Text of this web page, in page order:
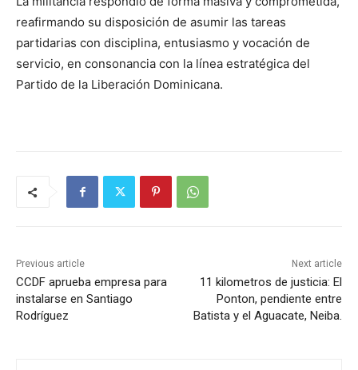
reafirmando su disposición de asumir las tareas
partidarias con disciplina, entusiasmo y vocación de
servicio, en consonancia con la línea estratégica del
Partido de la Liberación Dominicana.
Previous article
CCDF aprueba empresa para
instalarse en Santiago
Rodríguez
Next article
11 kilometros de justicia: El
Ponton, pendiente entre
Batista y el Aguacate, Neiba.